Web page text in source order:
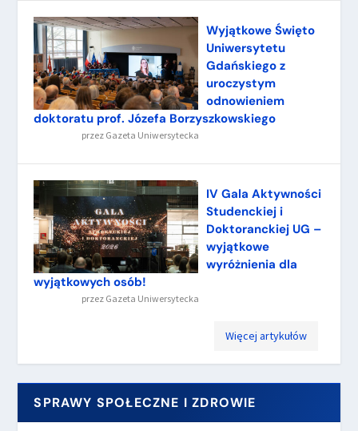
Wyjątkowe Święto
Uniwersytetu
Gdańskiego z
uroczystym
odnowieniem
doktoratu prof. Józefa Borzyszkowskiego
przez Gazeta Uniwersytecka
IV Gala Aktywności
Studenckiej i
Doktoranckiej UG –
wyjątkowe
wyróżnienia dla
wyjątkowych osób!
przez Gazeta Uniwersytecka
Więcej artykułów
SPRAWY SPOŁECZNE I ZDROWIE